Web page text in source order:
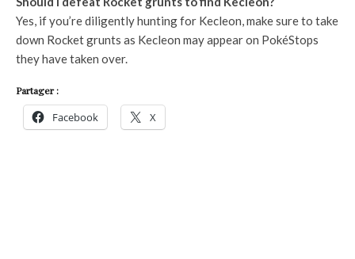
Yes, if you’re diligently hunting for Kecleon, make sure to take
down Rocket grunts as Kecleon may appear on PokéStops
they have taken over.
Partager :
Facebook X